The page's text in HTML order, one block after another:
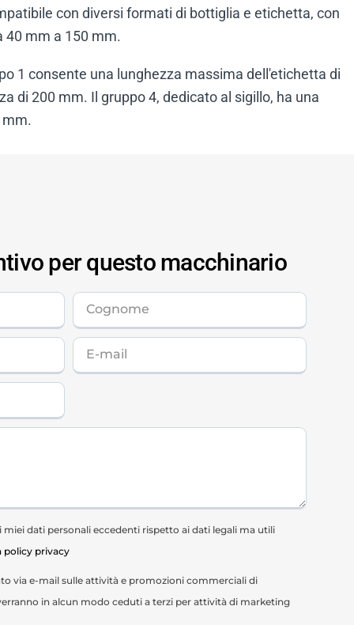
con diversi formati di bottiglia e etichetta, con
40 mm a 150 mm.
1 consente una lunghezza massima dell'etichetta di
di 200 mm. Il gruppo 4, dedicato al sigillo, ha una
mm.
per questo macchinario
dati personali eccedenti rispetto ai dati legali ma utili
policy privacy
via e-mail sulle attività e promozioni commerciali di
in alcun modo ceduti a terzi per attività di marketing